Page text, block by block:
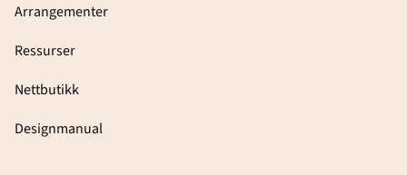
Arrangementer
Ressurser
Nettbutikk
Designmanual